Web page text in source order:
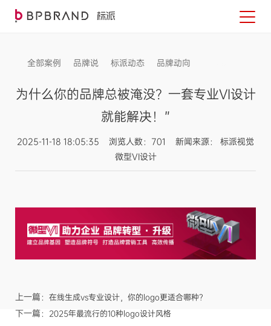
全部案例 品牌说 标派动态 品牌动向
为什么你的品牌总被淹没？一套专业VI设计
就能解决！”
2025-11-18 18:05:35 浏览人数：701 新闻来源： 标派视觉
微型VI设计
上一篇： 在线生成vs专业设计，你的logo更适合哪种？
下一篇： 2025年最流行的10种logo设计风格